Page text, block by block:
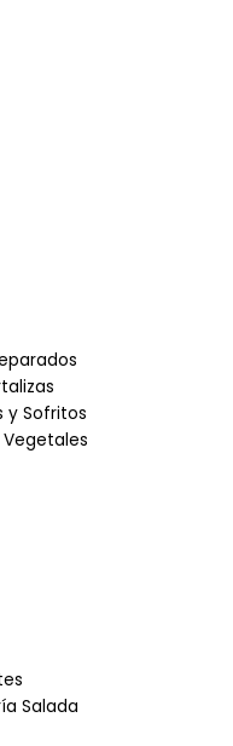
y Sofritos
Salada